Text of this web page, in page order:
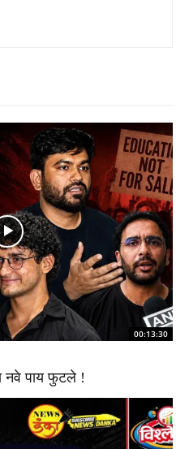
00:13:30
नवे पाय फुटले !